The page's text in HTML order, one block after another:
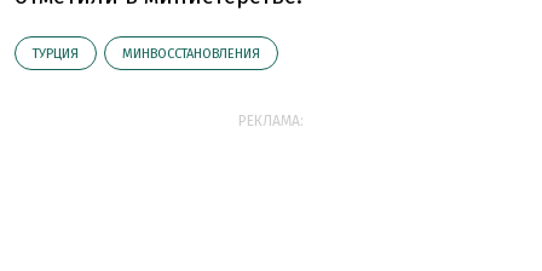
ТУРЦИЯ МИНВОССТАНОВЛЕНИЯ
РЕКЛАМА: